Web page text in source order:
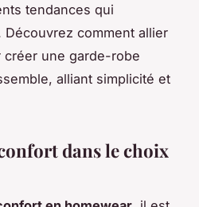
tendances qui
comment allier
une garde-robe
alliant simplicité et
dans le choix